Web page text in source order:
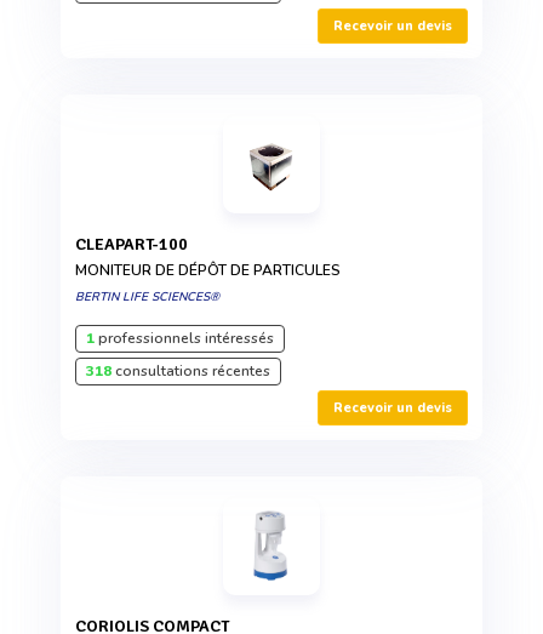
Recevoir un devis
CLEAPART-100
MONITEUR DE DÉPÔT DE PARTICULES
BERTIN LIFE SCIENCES®
1professionnels intéressés
318consultations récentes
Recevoir un devis
CORIOLIS COMPACT